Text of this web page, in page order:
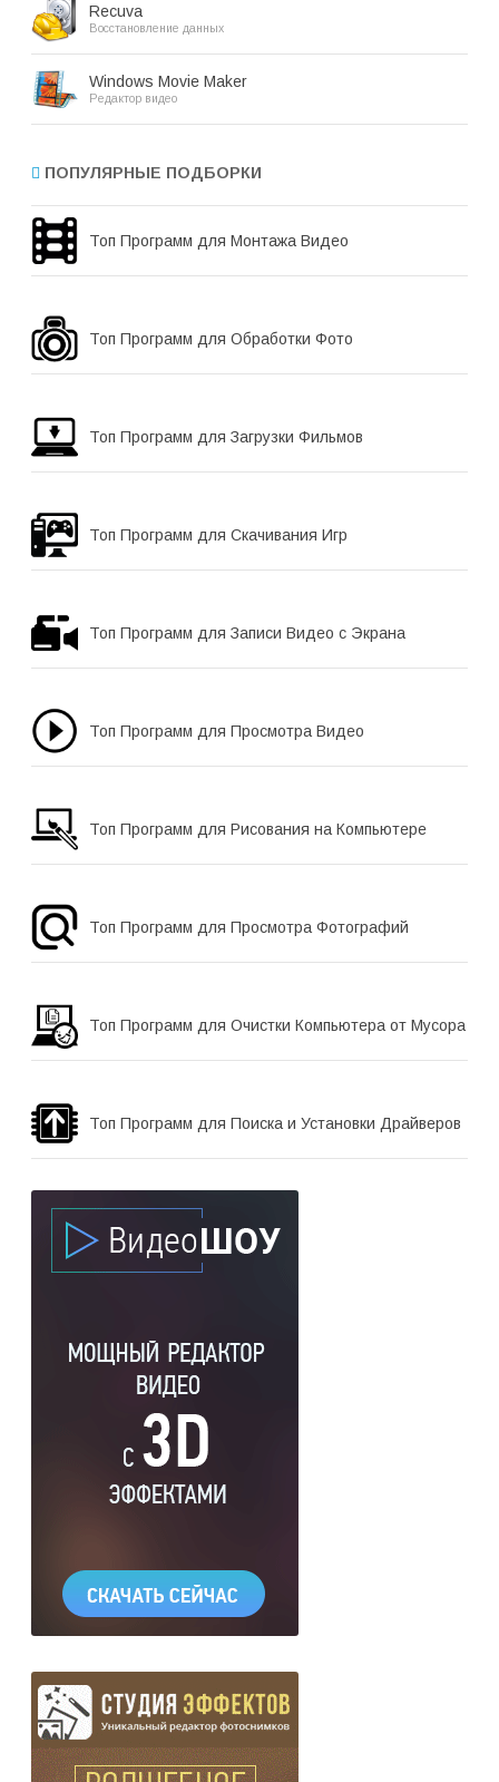
Recuva
Восстановление данных
Windows Movie Maker
Редактор видео
ПОПУЛЯРНЫЕ ПОДБОРКИ
Топ Программ для Монтажа Видео
Топ Программ для Обработки Фото
Топ Программ для Загрузки Фильмов
Топ Программ для Скачивания Игр
Топ Программ для Записи Видео с Экрана
Топ Программ для Просмотра Видео
Топ Программ для Рисования на Компьютере
Топ Программ для Просмотра Фотографий
Топ Программ для Очистки Компьютера от Мусора
Топ Программ для Поиска и Установки Драйверов